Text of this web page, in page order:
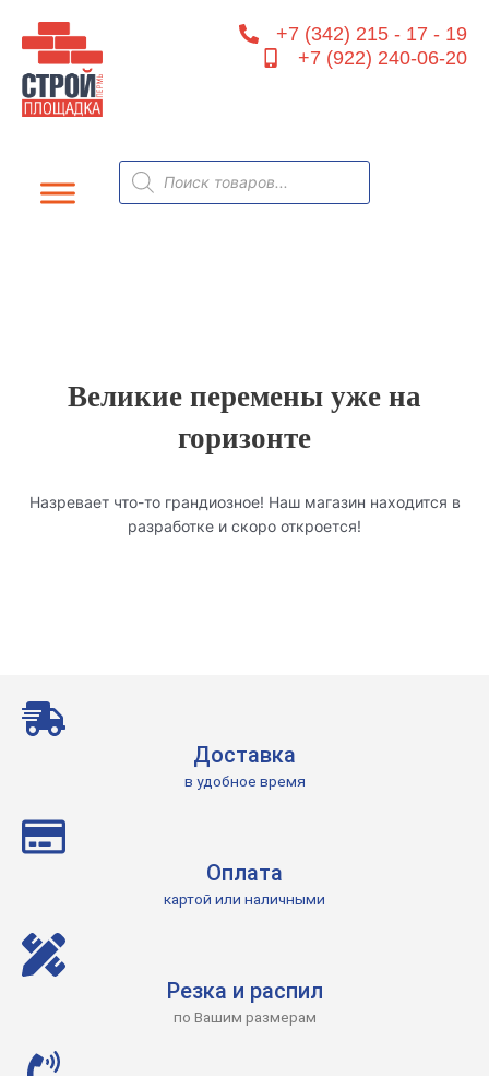
содержимому
+7 (342) 215 - 17 - 19
+7 (922) 240-06-20
Поиск
товаров
Великие перемены уже на
горизонте
Назревает что-то грандиозное! Наш магазин находится в
разработке и скоро откроется!
Доставка
в удобное время
Оплата
картой или наличными
Резка и распил
по Вашим размерам